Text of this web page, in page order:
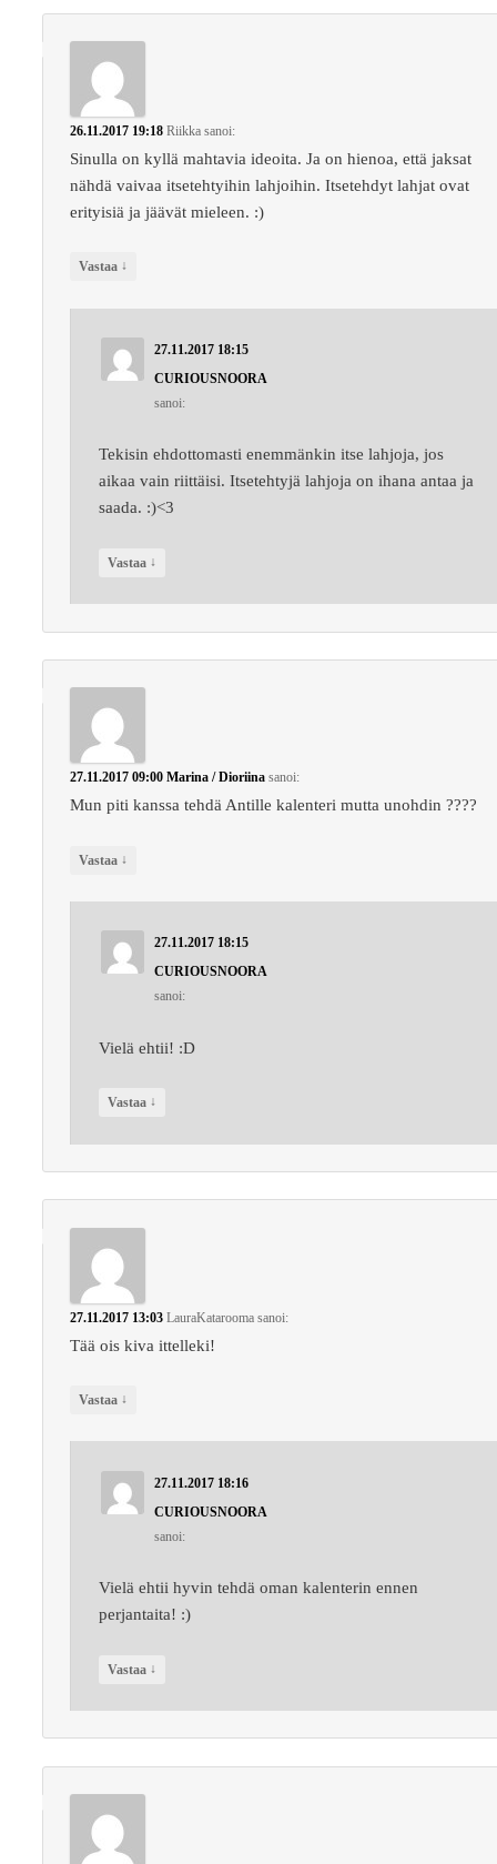
26.11.2017 19:18 Riikka sanoi:
Sinulla on kyllä mahtavia ideoita. Ja on hienoa, että jaksat
nähdä vaivaa itsetehtyihin lahjoihin. Itsetehdyt lahjat ovat
erityisiä ja jäävät mieleen. :)
Vastaa ↓
27.11.2017 18:15
CURIOUSNOORA
sanoi:
Tekisin ehdottomasti enemmänkin itse lahjoja, jos
aikaa vain riittäisi. Itsetehtyjä lahjoja on ihana antaa ja
saada. :)<3
Vastaa ↓
27.11.2017 09:00 Marina / Dioriina sanoi:
Mun piti kanssa tehdä Antille kalenteri mutta unohdin ????
Vastaa ↓
27.11.2017 18:15
CURIOUSNOORA
sanoi:
Vielä ehtii! :D
Vastaa ↓
27.11.2017 13:03 LauraKatarooma sanoi:
Tää ois kiva ittelleki!
Vastaa ↓
27.11.2017 18:16
CURIOUSNOORA
sanoi:
Vielä ehtii hyvin tehdä oman kalenterin ennen
perjantaita! :)
Vastaa ↓